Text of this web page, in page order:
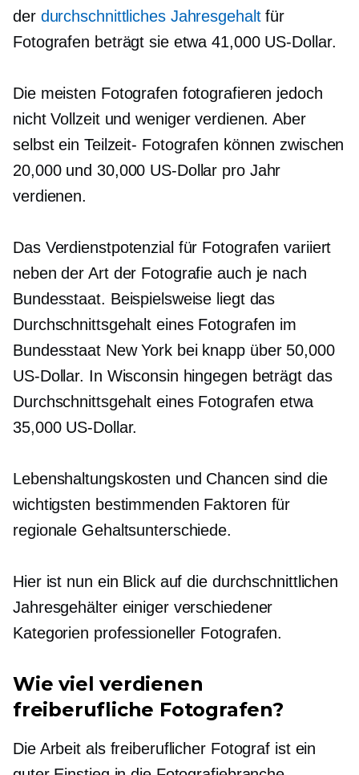
der durchschnittliches Jahresgehaltfür
Fotografen beträgt sie etwa 41,000 US-Dollar.
Die meisten Fotografen fotografieren jedoch
nichtVollzeitund weniger verdienen. Aber
selbst ein Teilzeit- Fotografen können zwischen
20,000 und 30,000 US-Dollar pro Jahr
verdienen.
Das Verdienstpotenzial für Fotografen variiert
neben der Art der Fotografie auch je nach
Bundesstaat. Beispielsweise liegt das
Durchschnittsgehalt eines Fotografen im
Bundesstaat New York bei knapp über 50,000
US-Dollar. In Wisconsin hingegen beträgt das
Durchschnittsgehalt eines Fotografen etwa
35,000 US-Dollar.
Lebenshaltungskosten und Chancen sind die
wichtigsten bestimmenden Faktoren für
regionale Gehaltsunterschiede.
Hier ist nun ein Blick auf die durchschnittlichen
Jahresgehälter einiger verschiedener
Kategorien professioneller Fotografen.
Wie viel verdienen
freiberufliche Fotografen?
Die Arbeit als freiberuflicher Fotograf ist ein